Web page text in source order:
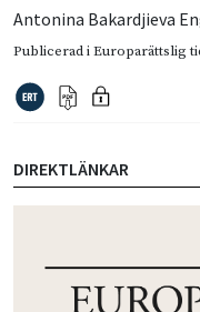
Antonina Bakardjieva
Publicerad iEuroparättslig
DIREKTLÄNKAR